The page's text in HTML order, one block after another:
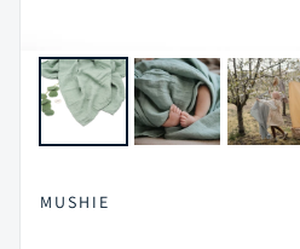
MUSHIE